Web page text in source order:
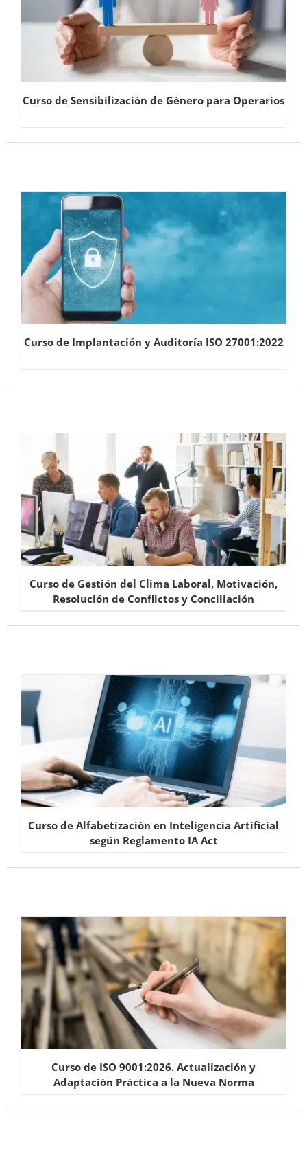
Curso de Sensibilización de Género para Operarios
Curso de Implantación y Auditoría ISO 27001:2022
Curso de Gestión del Clima Laboral, Motivación,
Resolución de Conflictos y Conciliación
Curso de Alfabetización en Inteligencia Artificial
según Reglamento IA Act
Curso de ISO 9001:2026. Actualización y
Adaptación Práctica a la Nueva Norma